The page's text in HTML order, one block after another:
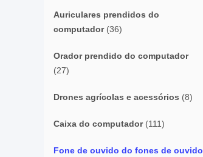
Auriculares prendidos do
computador(36)
Orador prendido do computador
(27)
Drones agrícolas e acessórios (8)
Caixa do computador(111)
Fone de ouvido do fones de ouvido